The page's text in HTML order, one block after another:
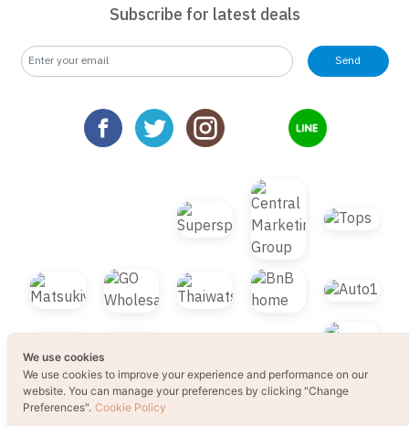
Subscribe for latest deals
Send
We use cookies to improve your experience and performance on our
website. You can manage your preferences by clicking "Change
Preferences". Cookie Policy